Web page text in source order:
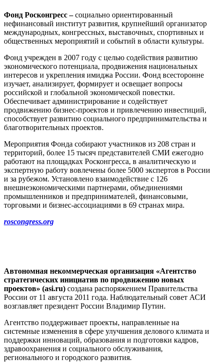
Фонд Росконгресс –социально ориентированный
нефинансовый институт развития, крупнейший организатор
международных, конгрессных, выставочных, спортивных и
общественных мероприятий и событий в области культуры.
Фонд учрежден в 2007 году с целью содействия развитию
экономического потенциала, продвижения национальных
интересов и укрепления имиджа России. Фонд всесторонне
изучает, анализирует, формирует и освещает вопросы
российской и глобальной экономической повестки.
Обеспечивает администрирование и содействует
продвижению бизнес-проектов и привлечению инвестиций,
способствует развитию социального предпринимательства и
благотворительных проектов.
Мероприятия Фонда собирают участников из 208 стран и
территорий, более 15 тысяч представителей СМИ ежегодно
работают на площадках Росконгресса, в аналитическую и
экспертную работу вовлечены более 5000 экспертов в России
и за рубежом. Установлено взаимодействие с 126
внешнеэкономическими партнерами, объединениями
промышленников и предпринимателей, финансовыми,
торговыми и бизнес-ассоциациями в 69 странах мира.
roscongress.org
Автономная некоммерческая организация «Агентство
стратегических инициатив по продвижению новых
проектов» (asi.ru) создана распоряжением Правительства
России от 11 августа 2011 года. Наблюдательный совет АСИ
возглавляет президент России Владимир Путин.
Агентство поддерживает проекты, направленные на
системные изменения в сфере улучшения делового климата и
поддержки инноваций, образования и подготовки кадров,
здравоохранения и социального обслуживания,
регионального и городского развития.